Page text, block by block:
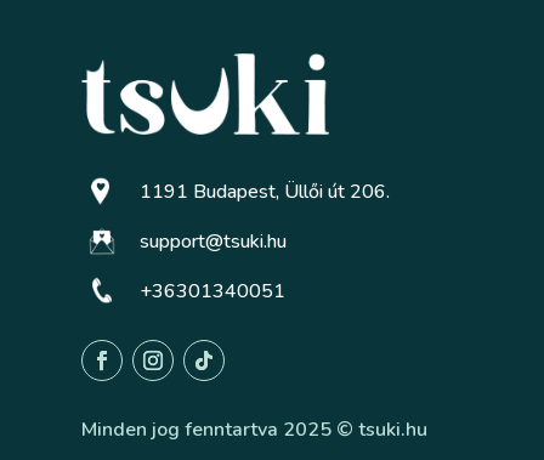
1191 Budapest, Üllői út 206.
support@tsuki.hu
+36301340051
Minden jog fenntartva 2025 © tsuki.hu